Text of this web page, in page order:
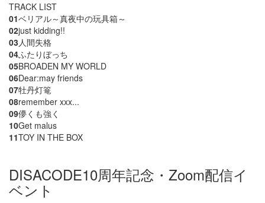
TRACK LIST
01ベリアル～真夜中の玩具箱～
02just kidding!!
03人間失格
04ふたりぼっち
05BROADEN MY WORLD
06Dear:may friends
07牡丹灯篭
08remember xxx...
09儚くも強く
10Get malus
11TOY IN THE BOX
DISACODE10周年記念・Zoom配信イ
ベント